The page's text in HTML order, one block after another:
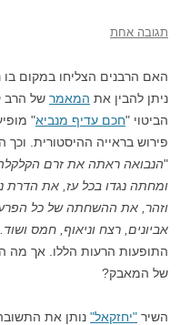
תגובה אחת
האם הרבנים הצליחו במקום בו
ניתן להבין את המאמר של הרב
הביטוי "חכם עדיף מנביא"
פירוש בראייה ההיסטורית.
"הנבואה ראתה את זרם
ומחתה נגדו בכל עז, את הדרת
וזהר, את ההשחתה של כל
אביונים, רצח וניאוף, חמס ושוד
התופעות הרעות הללו. אך מה
של המאבק?
השיר "יחזקאל" נותן את